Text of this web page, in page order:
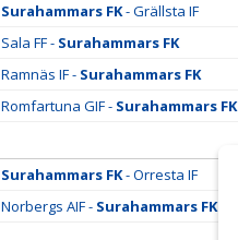
Surahammars FK- Grällsta IF
Sala FF - Surahammars FK
Ramnäs IF - Surahammars FK
Romfartuna GIF - Surahammars FK
Surahammars FK- Orresta IF
Norbergs AIF - Surahammars FK